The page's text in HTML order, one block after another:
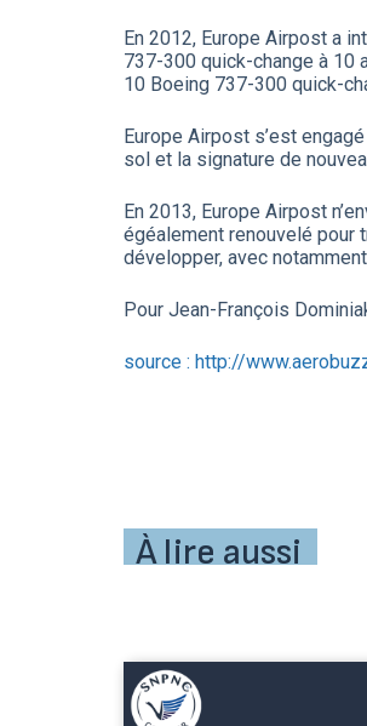
En 2012, Europe Airpost a
737-300 quick-change à 10
10 Boeing 737-300 quick-
Europe Airpost s’est
sol et la signature de
En 2013, Europe Airpost
égéalement renouvelé pour
développer, avec
Pour Jean-François
source : http://
À lire aussi